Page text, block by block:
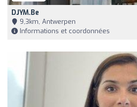
DJYM.be
9,3km, Antwerpen
Informations et coordonnées